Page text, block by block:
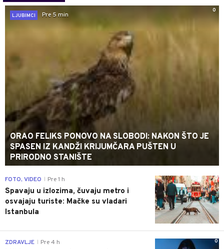
0
LJUBIMCI
Pre 5 min
ORAO FELIKS PONOVO NA SLOBODI: NAKON ŠTO JE
SPASEN IZ KANDŽI KRIJUMČARA PUŠTEN U
PRIRODNO STANIŠTE
0
FOTO, VIDEO Pre 1 h
Spavaju u izlozima, čuvaju metro i
osvajaju turiste: Mačke su vladari
Istanbula
0
ZDRAVLJE Pre 4 h